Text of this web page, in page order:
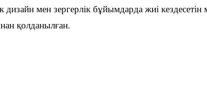
дизайн мен зергерлік бұйымдарда жиі
қолданылған.